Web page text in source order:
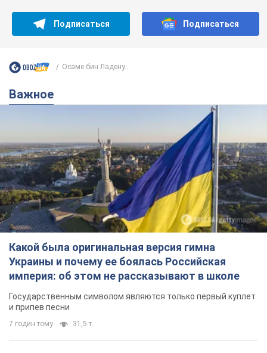
Подписаться Подписаться
Осаме бин Ладену...
Важное
Какой была оригинальная версия гимна
Украины и почему ее боялась Российская
империя: об этом не рассказывают в школе
Государственным символом являются только первый куплет
и припев песни
7 годин тому 31,5 т.